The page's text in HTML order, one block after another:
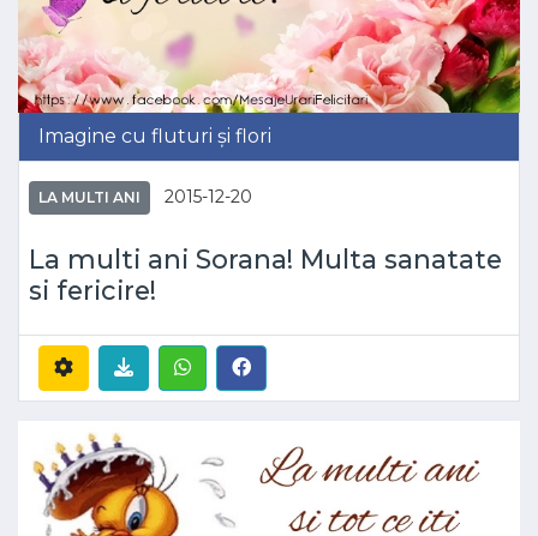
Imagine cu fluturi și flori
LA MULTI ANI 2015-12-20
La multi ani Sorana! Multa sanatate
si fericire!